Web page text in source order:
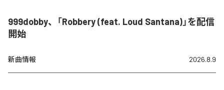
999dobby、「Robbery (feat. Loud Santana)」を配信
開始
新曲情報 2026.8.9